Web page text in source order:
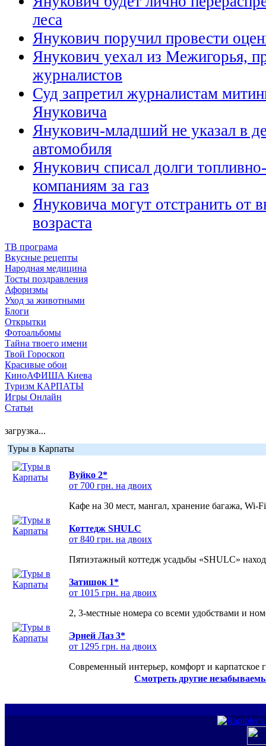
леса
Янукович поручил провести
Янукович уехал из Межигорья,
журналистов
Суд запретил журналистам
Януковича
Янукович-младший не указал в
автомобиля
Янукович списал долги
компаниям за газ
Януковича могут отстранить от
возраста
ТВ програма
Вкусные рецепты
Народная медицина
Тосты поздравления
Афоризмы
Уход за животными
Блоги
Открытки
Фотоальбомы
Тайна твоего имени
Твой Гороскоп
Красивые обои
КиноАФИША Киева
Туризм КАРПАТЫ
Игры Онлайн
Статьи
загрузка...
Туры в Карпаты
Вуйко 2*
от 700 грн. на двоих
Кафе на 30 мест, мангал, хранение багажа, Wi-
Коттедж SHULC
от 840 грн. на двоих
Пятиэтажный коттедж усадьбы «SHULC»
Затишок 1*
от 1015 грн. на двоих
2, 3-местные номера со всеми удобствами и
Эрней Лаз 3*
от 1295 грн. на двоих
Современный интерьер, комфорт и карпатское
Смотреть другие